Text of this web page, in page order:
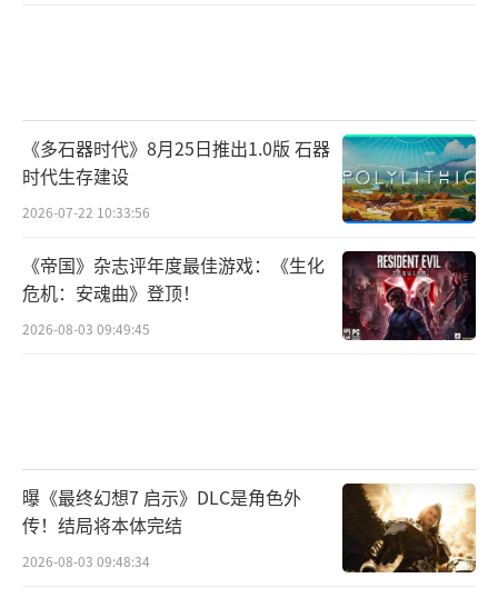
《多石器时代》8月25日推出1.0版 石器
时代生存建设
2026-07-22 10:33:56
《帝国》杂志评年度最佳游戏：《生化
危机：安魂曲》登顶！
2026-08-03 09:49:45
曝《最终幻想7 启示》DLC是角色外
传！结局将本体完结
2026-08-03 09:48:34